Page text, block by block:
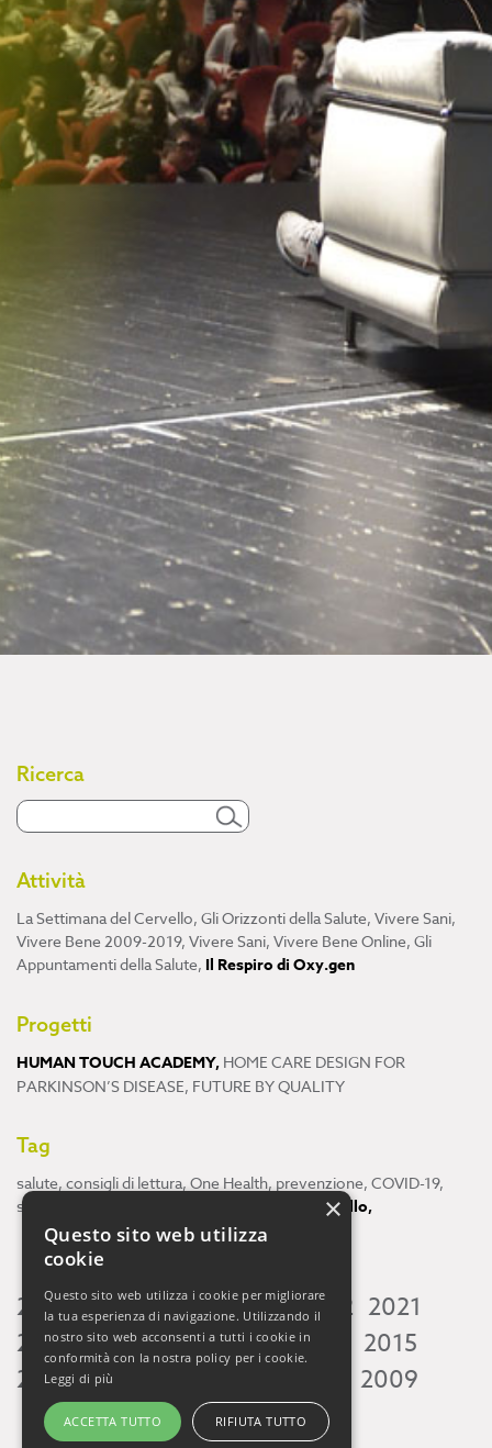
Ricerca
Attività
La Settimana del Cervello, Gli Orizzonti della Salute, Vivere Sani,
Vivere Bene 2009-2019, Vivere Sani, Vivere Bene Online, Gli
Appuntamenti della Salute, Il Respiro di Oxy.gen
Progetti
HUMAN TOUCH ACADEMY, HOME CARE DESIGN FOR
PARKINSON’S DISEASE, FUTURE BY QUALITY
Tag
salute, consigli di lettura, One Health, prevenzione, COVID-19,
scienza
cervello,
2026 2025 2024 2023 2022 2021
2020 2019 2018 2017 2016
2015
2014 2013 2009
×
Questo sito web utilizza
cookie
Questo sito web utilizza i cookie per migliorare
la tua esperienza di navigazione. Utilizzando il
nostro sito web acconsenti a tutti i cookie in
conformità con la nostra policy per i cookie.
Leggi di più
ACCETTA TUTTO RIFIUTA TUTTO